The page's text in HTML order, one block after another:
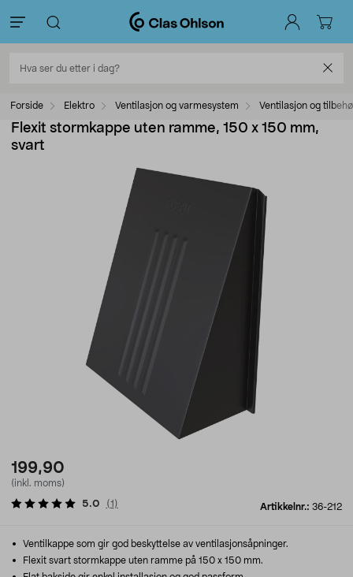
Forside Elektro Ventilasjon og varmesystem Ventilasjon og
Flexit stormkappe uten ramme, 150 x 150 mm,
svart
199,90
(inkl. moms)
Artikkelnr.: 36-212
5.0 (1 )
Ventilkappe som gir god beskyttelse av ventilasjonsåpninger.
Flexit svart stormkappe uten ramme på 150 x 150 mm.